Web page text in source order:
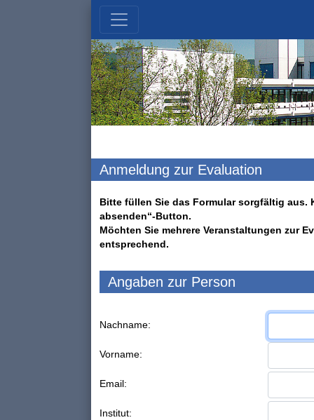
Anmeldung zur Evaluation
Bitte füllen Sie das Formular sorgfältig aus.
absenden“-Button.
Möchten Sie mehrere Veranstaltungen zur
entsprechend.
Angaben zur Person
Nachname:
Vorname:
Email:
Institut: